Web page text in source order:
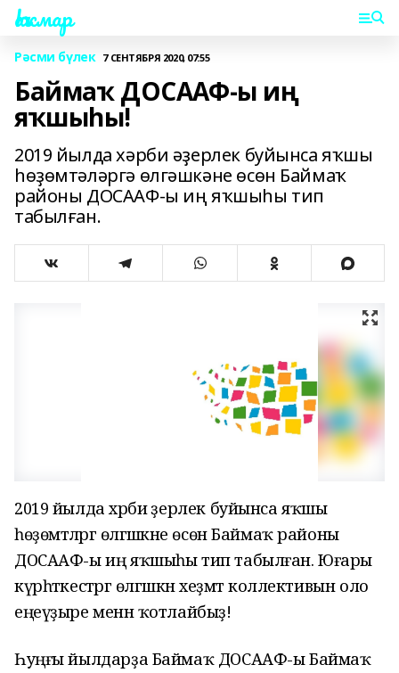
Һаҡмар
Рәсми бүлек 7 СЕНТЯБРЯ 2020, 07:55
Баймаҡ ДОСААФ-ы иң
яҡшыһы!
2019 йылда хәрби әҙерлек буйынса яҡшы
һөҙөмтәләргә өлгәшкәне өсөн Баймаҡ
районы ДОСААФ-ы иң яҡшыһы тип
табылған.
2019 йылдахәрби әҙерлек буйынса яҡшы
һөҙөмтәләргә өлгәшкәне өсөн Баймаҡ районы
ДОСААФ-ыиң яҡшыһы тип табылған. Юғары
күрһәткестәргә өлгәшкән хеҙмәт коллективын оло
еңеүҙыре менән ҡотлайбыҙ!
Һуңғы йылдарҙа Баймаҡ ДОСААФ-ы Баймаҡ